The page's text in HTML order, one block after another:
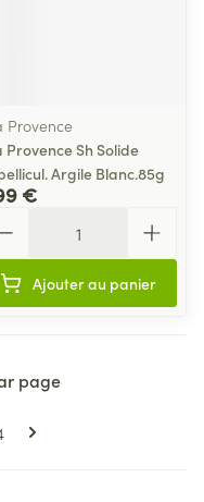
Provence
Provence Sh Solide
Argile Blanc.85g
€
Ajouter au panier
la page
page